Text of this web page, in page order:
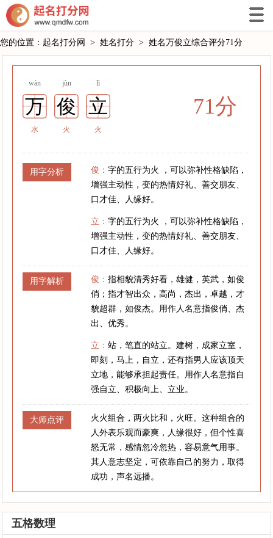
您的位置： 起名打分网 > 姓名打分 > 姓名万俊立综合评分71分
wàn jùn lì
万 俊 立
水 火 火
71分
用字分析 俊：字的五行为火 ，可以弥补性格缺陷，
增强主动性，变的热情好礼、善交朋友、
口才佳、人缘好。
立：字的五行为火 ，可以弥补性格缺陷，
增强主动性，变的热情好礼、善交朋友、
口才佳、人缘好。
用字解析 俊：指相貌清秀好看，雄健，英武，如俊
俏；指才智出众，高尚，杰出，卓越，才
貌超群，如俊杰。用作人名意指俊俏、杰
出、优秀。
立：站，笔直的站立。建树，成家立室，
即刻，马上，自立，还有指男人应该顶天
立地，能够承担起责任。用作人名意指自
强自立、积极向上、立业。
大师点评
火火组合，两火比和，火旺。这种组合的
人外表乐观而豪爽，人缘很好，但个性喜
怒无常，感情忽冷忽热，容易意气用事。
其人意志坚定，可依靠自己的努力，取得
成功，声名远播。
五格数理